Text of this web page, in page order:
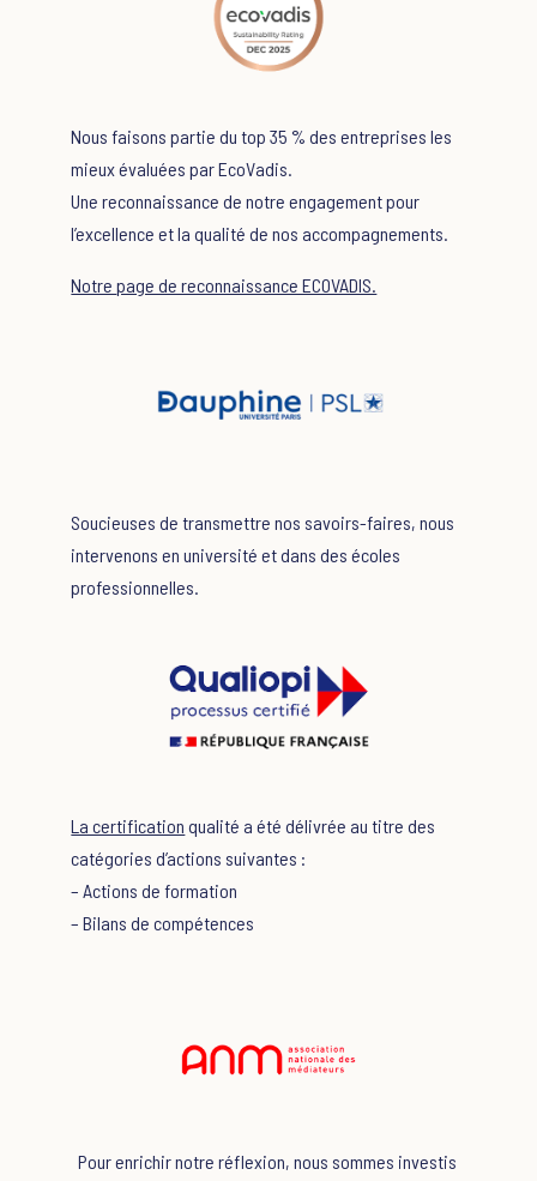
Nous faisons partie du top 35 % des entreprises les
mieux évaluées par EcoVadis.
Une reconnaissance de notre engagement pour
l’excellence et la qualité de nos accompagnements.
Notrepage de reconnaissance ECOVADIS.
Soucieuses de transmettre nos savoirs-faires, nous
intervenons en université et dans des écoles
professionnelles.
La certification qualité a été délivrée au titre des
catégories d’actions suivantes :
– Actions de formation
– Bilans de compétences
Pour enrichir notre réflexion, nous sommes investis